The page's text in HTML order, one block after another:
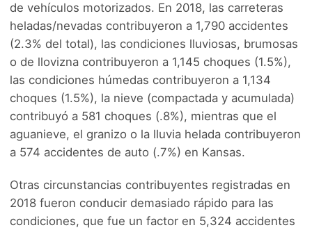
de vehículos motorizados. En 2018, las carreteras
heladas/nevadas contribuyeron a 1,790 accidentes
(2.3% del total), las condiciones lluviosas, brumosas
o de llovizna contribuyeron a 1,145 choques (1.5%),
las condiciones húmedas contribuyeron a 1,134
choques (1.5%), la nieve (compactada y acumulada)
contribuyó a 581 choques (.8%), mientras que el
aguanieve, el granizo o la lluvia helada contribuyeron
a 574 accidentes de auto (.7%) en Kansas.
Otras circunstancias contribuyentes registradas en
2018 fueron conducir demasiado rápido para las
condiciones, que fue un factor en 5,324 accidentes